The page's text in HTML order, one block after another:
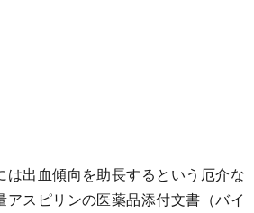
出血傾向を助長するという厄介な
スピリンの医薬品添付文書（バイ